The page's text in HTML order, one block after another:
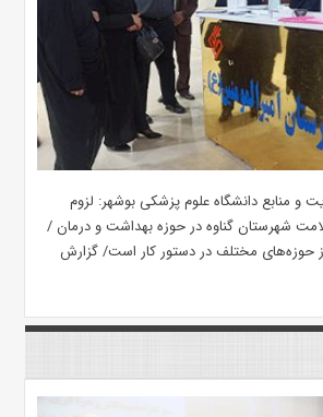
و منابع دانشگاه علوم پزشکی بوشهر: لزوم
شهرستان گناوه در حوزه بهداشت و درمان /
حوزه‌های مختلف در دستور کار است/ گزارش